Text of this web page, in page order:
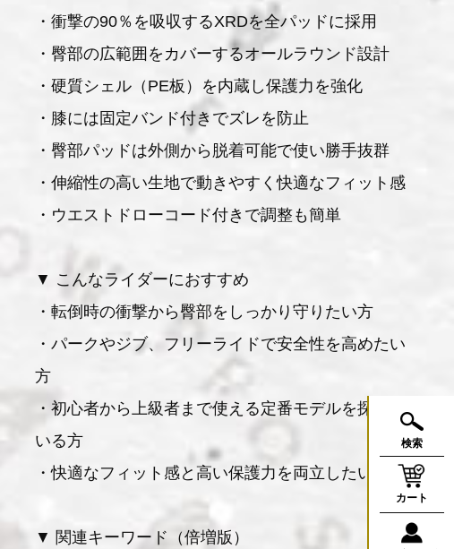
・衝撃の90％を吸収するXRDを全パッドに採用
・臀部の広範囲をカバーするオールラウンド設計
・硬質シェル（PE板）を内蔵し保護力を強化
・膝には固定バンド付きでズレを防止
・臀部パッドは外側から脱着可能で使い勝手抜群
・伸縮性の高い生地で動きやすく快適なフィット感
・ウエストドローコード付きで調整も簡単
▼ こんなライダーにおすすめ
・転倒時の衝撃から臀部をしっかり守りたい方
・パークやジブ、フリーライドで安全性を高めたい
方
・初心者から上級者まで使える定番モデルを探して
いる方
・快適なフィット感と高い保護力を両立したい方
▼ 関連キーワード（倍増版）
検索
カート